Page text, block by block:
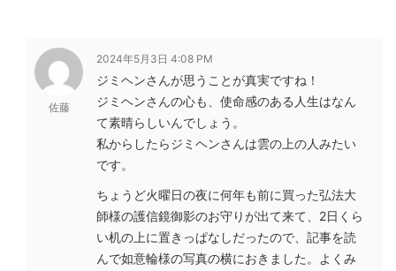
佐藤
2024年5月3日 4:08 PM
ジミヘンさんが思うことが真実ですね！
ジミヘンさんの心も、使命感のある人生はなん
て素晴らしいんでしょう。
私からしたらジミヘンさんは雲の上の人みたい
です。
ちょうど火曜日の夜に何年も前に買った弘法大
師様の護信鏡御影のお守りが出て来て、2日くら
い机の上に置きっぱなしだったので、記事を読
んで如意輪様の写真の横におきました。よくみ